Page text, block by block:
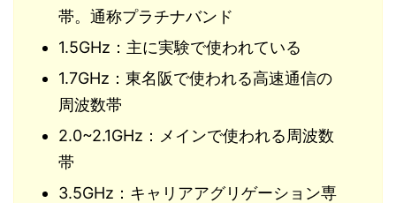
帯。通称プラチナバンド
1.5GHz：主に実験で使われている
1.7GHz：東名阪で使われる高速通信の
周波数帯
2.0~2.1GHz：メインで使われる周波数
帯
3.5GHz：キャリアアグリゲーション専